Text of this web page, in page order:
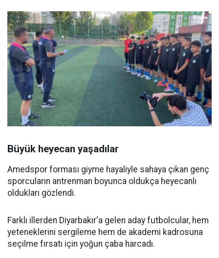
Büyük heyecan yaşadılar
Amedspor forması giyme hayaliyle sahaya çıkan genç
sporcuların antrenman boyunca oldukça heyecanlı
oldukları gözlendi.
Farklı illerden Diyarbakır'a gelen aday futbolcular, hem
yeteneklerini sergileme hem de akademi kadrosuna
seçilme fırsatı için yoğun çaba harcadı.